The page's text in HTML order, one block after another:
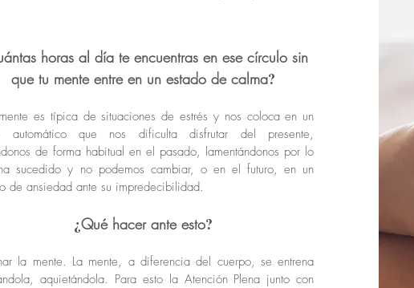
horas al día te encuentras en ese círculo sin
que tu mente entre en un estado de calma?
es típica de situaciones de estrés y nos coloca en un
automático que nos dificulta disfrutar del presente,
de forma habitual en el pasado, lamentándonos por lo
sucedido y no podemos cambiar, o en el futuro, en un
de ansiedad ante su impredecibilidad.
¿Qué hacer ante esto?
la mente. La mente, a diferencia del cuerpo, se entrena
aquietándola. Para esto la Atención Plena junto con